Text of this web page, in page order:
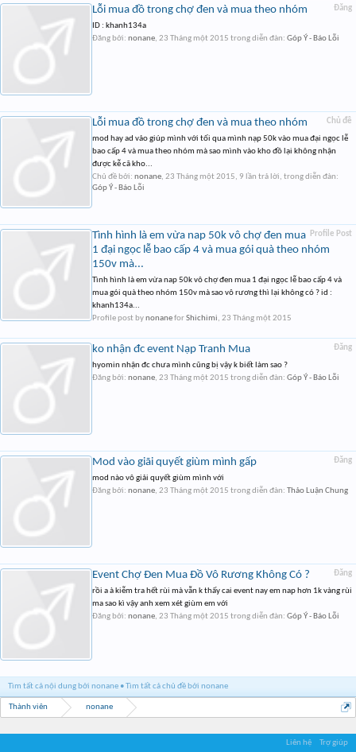
Đăng
Lỗi mua đồ trong chợ đen và mua theo nhóm
ID : khanh134a
Đăng bởi: nonane, 23 Tháng một 2015 trong diễn đàn: Góp Ý - Báo Lỗi
Chủ đề
Lỗi mua đồ trong chợ đen và mua theo nhóm
mod hay ad vảo giúp mình với tối qua mình nạp 50k vào mua đại ngọc lễ
bao cấp 4 và mua theo nhóm mà sao mình vào kho đồ lại không nhận
được kễ cã kho...
Chủ đề bởi: nonane, 23 Tháng một 2015, 9 lần trả lời, trong diễn đàn:
Góp Ý - Báo Lỗi
Profile Post
Tình hình là em vừa nap 50k vô chợ đen mua
1 đại ngọc lễ bao cấp 4 và mua gói quà theo nhóm
150v mà...
Tình hình là em vừa nap 50k vô chợ đen mua 1 đại ngọc lễ bao cấp 4 và
mua gói quà theo nhóm 150v mà sao vô rương thì lại không có ? id :
khanh134a...
Profile post bynonaneforShichimi, 23 Tháng một 2015
Đăng
ko nhận đc event Nạp Tranh Mua
hyomin nhận đc chưa mình cũng bị vậy k biết làm sao ?
Đăng bởi: nonane, 23 Tháng một 2015 trong diễn đàn: Góp Ý - Báo Lỗi
Đăng
Mod vào giãi quyết giùm mình gấp
mod nào vô giải quyết giùm mình với
Đăng bởi: nonane, 23 Tháng một 2015 trong diễn đàn: Thảo Luận Chung
Đăng
Event Chợ Đen Mua Đồ Vô Rương Không Có ?
rồi a à kiễm tra hết rùi mà vẫn k thấy cai event nay em nap hơn 1k vàng rùi
ma sao kì vậy anh xem xét giùm em với
Đăng bởi: nonane, 23 Tháng một 2015 trong diễn đàn: Góp Ý - Báo Lỗi
Tìm tất cả nội dung bởi nonane Tìm tất cả chủ đề bởi nonane
Thành viên nonane
Liên hệ Trợ giúp